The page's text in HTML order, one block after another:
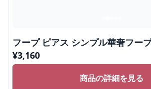
フープ ピアス シンプル華奢フー
¥3,160
商品の詳細を見る